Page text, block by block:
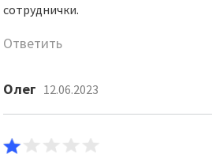
сотруднички.
Ответить
Олег 12.06.2023